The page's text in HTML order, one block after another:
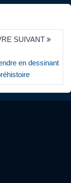
SUIVANT
en dessinant